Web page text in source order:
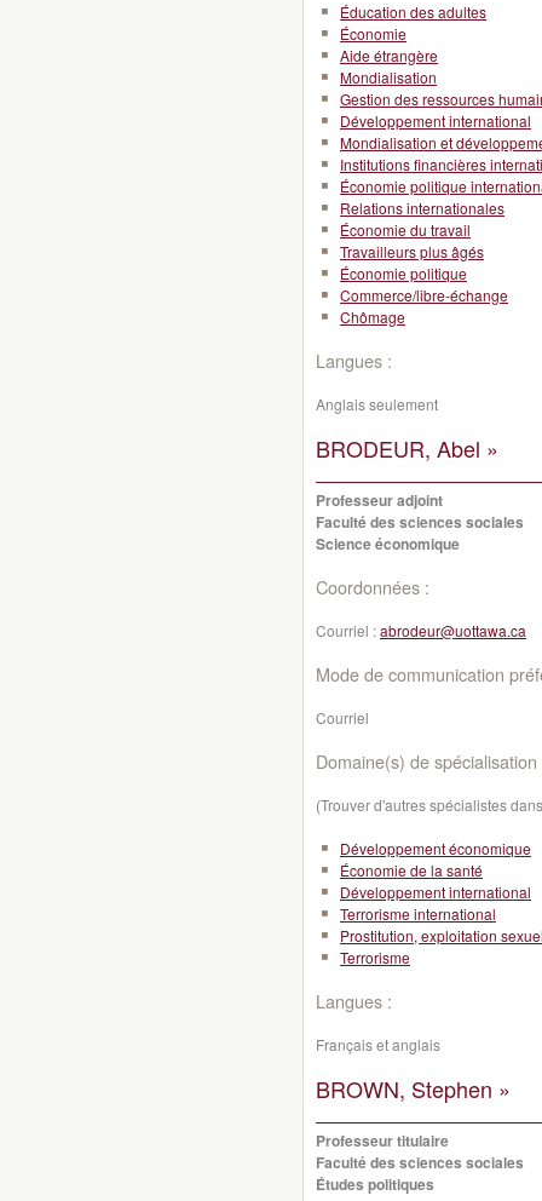
Éducation des adultes
Économie
Aide étrangère
Mondialisation
Gestion des ressources
Développement international
Mondialisation et
Institutions financières
Économie politique
Relations internationales
Économie du travail
Travailleurs plus âgés
Économie politique
Commerce/libre-échange
Chômage
Langues :
Anglais seulement
BRODEUR, Abel »
Professeur adjoint
Faculté des sciences sociales
Science économique
Coordonnées :
Courriel :abrodeur@uottawa.ca
Mode de communication
Courriel
Domaine(s) de spécialisation
(Trouver d'autres spécialistes
Développement économique
Économie de la santé
Développement international
Terrorisme international
Prostitution, exploitation
Terrorisme
Langues :
Français et anglais
BROWN, Stephen »
Professeur titulaire
Faculté des sciences sociales
Études politiques